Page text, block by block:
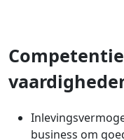
business om